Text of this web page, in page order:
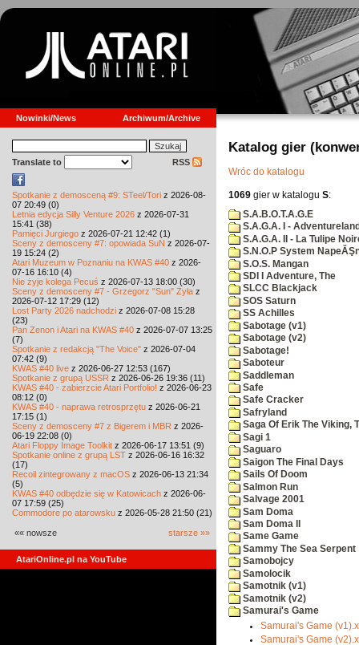
Nowinki/News Archiwum/Archive
Translate to RSS
Spotkanie z demosceną #9: STeel/Tori z 2026-08-
07 20:49 (0)
Letnia edycja Silly Venture 2026 z 2026-07-31
15:41 (38)
Pamięci Jurgiego z 2026-07-21 12:42 (1)
Sceny z demosceny #7: opowiada SuN z 2026-07-
19 15:24 (2)
Atari Muzeum w Poznaniu na KWAS #40 z 2026-
07-16 16:10 (4)
Nie żyje kolega Pecuś z 2026-07-13 18:00 (30)
Sceny z demosceny #7 - Grzegorz "Sun" Żyła z
2026-07-12 17:29 (12)
Lost Party 2026 nadchodzi z 2026-07-08 15:28
(23)
Pan Zenon i Atari na KWAS #40 z 2026-07-07 13:25
(7)
Spotkanie z redakcją "The Voice" z 2026-07-04
07:42 (9)
KWAS #40 live z 2026-06-27 12:53 (167)
Spotkanie z grupą USSR z 2026-06-26 19:36 (11)
KWAS #40 - zabierzcie Atari Portfolio! z 2026-06-23
08:12 (0)
KWAS #40 - naprawa retrosprzętu z 2026-06-21
17:15 (1)
Sceny z demosceny #7 z Bigerem i MBR z 2026-
06-19 22:08 (0)
Atari Floppy Image Toolkit z 2026-06-17 13:51 (9)
Spotkanie online z grupą LST z 2026-06-16 16:32
(17)
Recoil zintegrowany z macOS z 2026-06-13 21:34
(5)
KWAS #40 odbędzie się w Katowicach z 2026-06-
07 17:59 (25)
Commodore po atarowsku z 2026-05-28 21:50 (21)
«« nowsze starsze »»
AtariOnline.pl na YouTube
Katalog gier
Wróc do katalogu
1069 gier w katalogu S:
S.A.B.O.T.A.G.E
S.A.G.A. I -
S.A.G.A. II - La Tulipe
S.N.O.P System
S.O.S. Mangan
SDI I Adventure, The
SLCC Blackjack
SOS Saturn
SS Achilles
Sabotage (v1)
Sabotage (v2)
Sabotage!
Saboteur
Saddleman
Safe
Safe Cracker
Safryland
Saga Of Erik The Viking,
Sagi 1
Saguaro
Saigon The Final Days
Sails Of Doom
Salmon Run
Salvage 2001
Sam Doma
Sam Doma II
Same Game
Sammy The Sea Serpent
Samobojcy
Samolocik
Samotnik (v1)
Samotnik (v2)
Samurai's Game
Samurai's Game
Samurai's Game